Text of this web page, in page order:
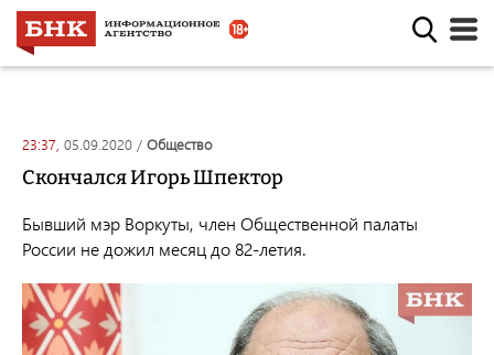
23:37, 05.09.2020 / общество
Скончался Игорь Шпектор
Бывший мэр Воркуты, член Общественной палаты
России не дожил месяц до82-летия.